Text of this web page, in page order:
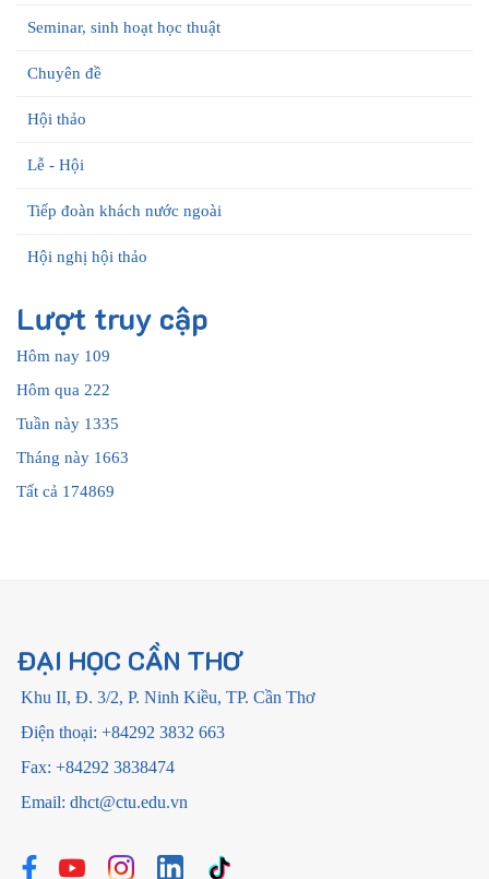
Seminar, sinh hoạt học thuật
Chuyên đề
Hội thảo
Lễ - Hội
Tiếp đoàn khách nước ngoài
Hội nghị hội thảo
Lượt truy cập
Hôm nay 109
Hôm qua 222
Tuần này 1335
Tháng này 1663
Tất cả 174869
ĐẠI HỌC CẦN THƠ
Khu II, Đ. 3/2, P. Ninh Kiều, TP. Cần Thơ
Điện thoại: +84292 3832 663
Fax: +84292 3838474
Email: dhct@ctu.edu.vn